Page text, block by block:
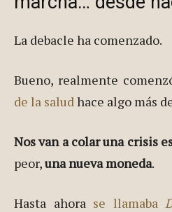
La debacle ha comenzado.
Bueno, realmente
de la saludhace algo más
Nos van a colar una crisis
peor,una nueva moneda.
Hasta ahora se llamaba